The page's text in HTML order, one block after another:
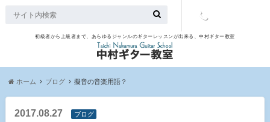
初級者から上級者まで、あらゆるジャンルのギターレッスンが出来る、中村ギター教室
ホーム ブログ 擬音の音楽用語？
2017.08.27 ブログ